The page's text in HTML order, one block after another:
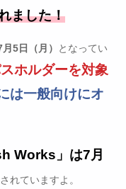
ました！
5日（月）
となってい
ホルダーを対象
は一般向けにオ
Works」は7月
されていますよ。